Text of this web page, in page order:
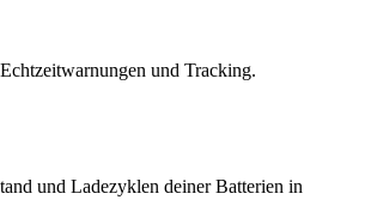
und Tracking.
und Ladezyklen deiner Batterien in